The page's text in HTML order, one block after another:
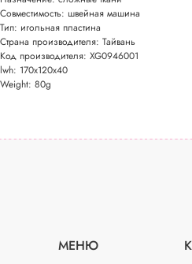
Совместимость: швейная машина
Тип: игольная пластина
Страна производителя: Тайвань
Код производителя: XG0946001
lwh: 170x120x40
Weight: 80g
МЕНЮ